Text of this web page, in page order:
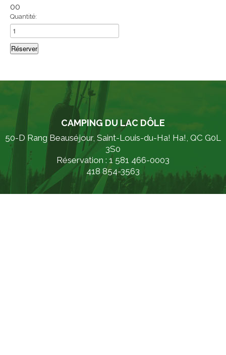
00
Quantité:
CAMPING DU LAC DÔLE
50-D Rang Beauséjour, Saint-Louis-du-Ha! Ha!, QC G0L
3S0
Réservation : 1 581 466-0003
418 854-3563